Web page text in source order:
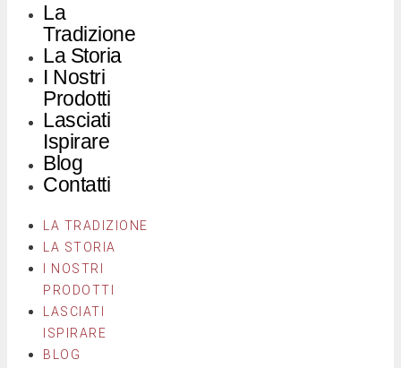
La
Tradizione
La Storia
I Nostri
Prodotti
Lasciati
Ispirare
Blog
Contatti
LA TRADIZIONE
LA STORIA
I NOSTRI
PRODOTTI
LASCIATI
ISPIRARE
BLOG